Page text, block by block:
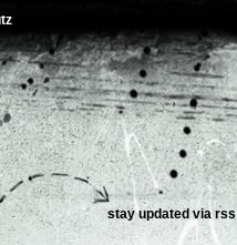
stay updated viarss